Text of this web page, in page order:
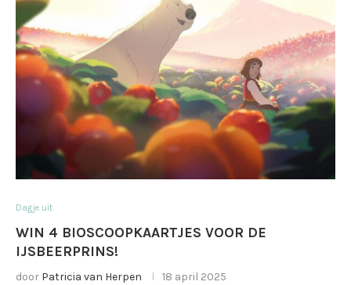
Dagje uit
WIN 4 BIOSCOOPKAARTJES VOOR DE
IJSBEERPRINS!
door Patricia van Herpen 18 april 2025